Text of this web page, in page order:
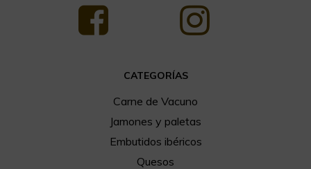
CATEGORÍAS
Carne de Vacuno
Jamones y paletas
Embutidos ibéricos
Quesos